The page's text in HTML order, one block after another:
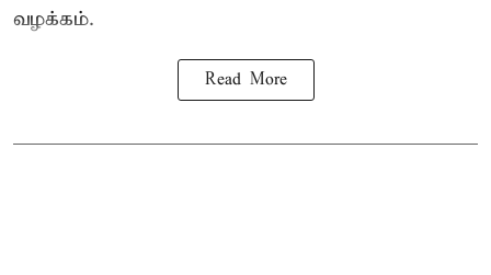
வழக்கம்.
Read More